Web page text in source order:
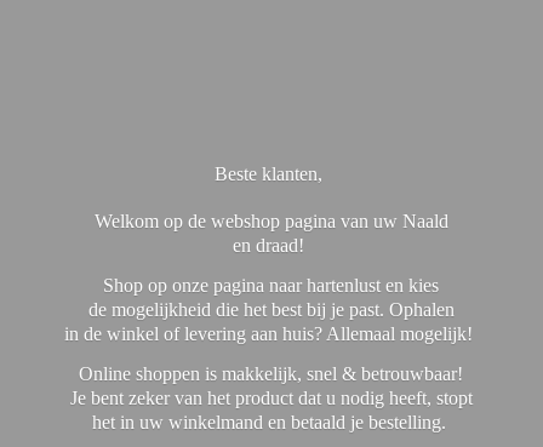
Beste klanten,
Welkom op de webshop pagina van uw Naald
en draad!
Shop op onze pagina naar hartenlust en kies
de mogelijkheid die het best bij je past. Ophalen
in de winkel of levering aan huis? Allemaal mogelijk!
Online shoppen is makkelijk, snel & betrouwbaar!
Je bent zeker van het product dat u nodig heeft, stopt
het in uw winkelmand en betaald je bestelling.